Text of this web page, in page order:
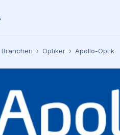
Branchen › Optiker › Apollo-Optik